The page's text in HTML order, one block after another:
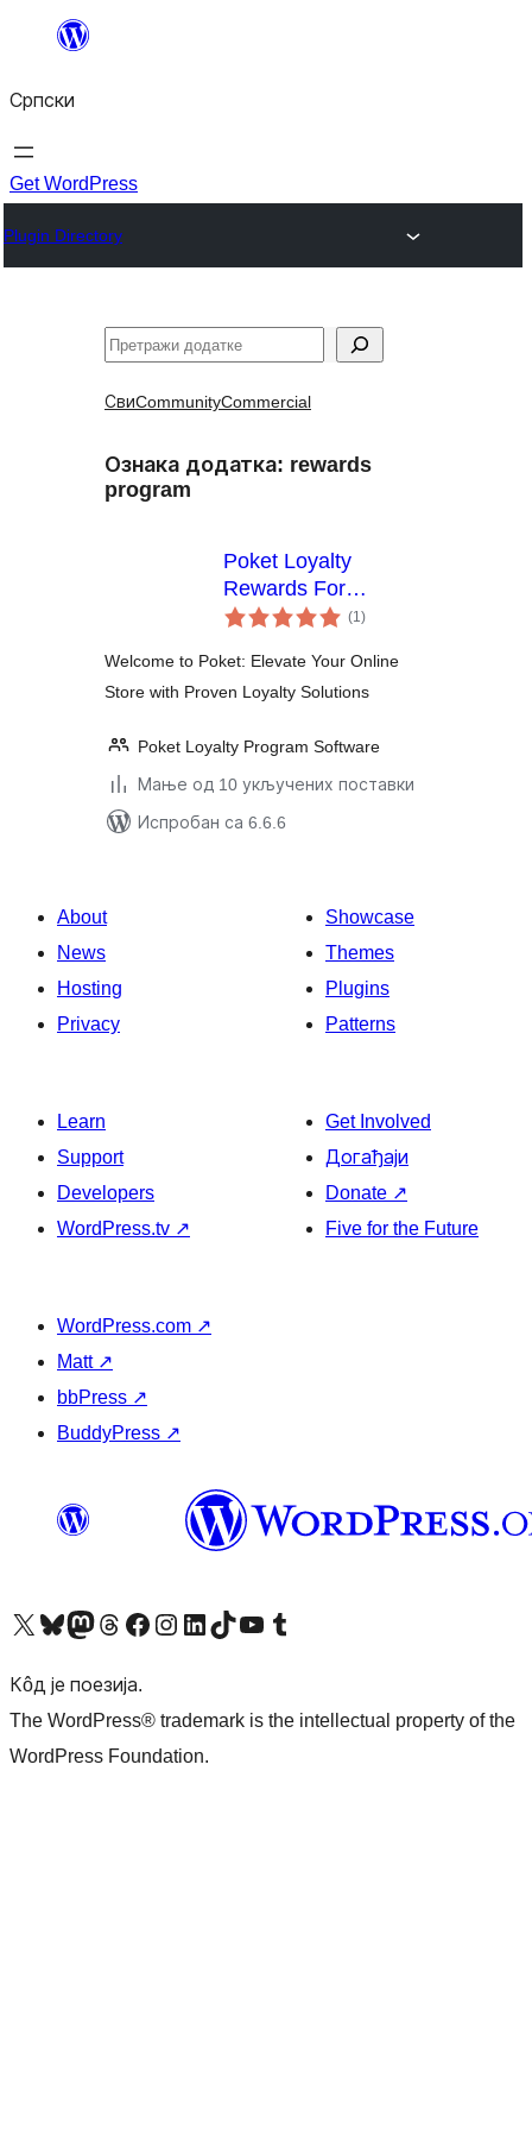
Скочи
садржај
Српски
Get WordPress
Plugin Directory
Претрага
СвиCommunityCommercial
Ознака додатка: rewards
program
Poket Loyalty
Rewards For
WooCommerce
(1укупних
оцена
)
Welcome to Poket: Elevate Your Online
Store with Proven Loyalty Solutions
Poket Loyalty Program Software
Мање од 10 укључених поставки
Испробан са 6.6.6
About
News
Hosting
Privacy
Showcase
Themes
Plugins
Patterns
Learn
Support
Developers
WordPress.tv ↗
Get Involved
Догађаји
Donate ↗
Five for the Future
WordPress.com ↗
Matt ↗
bbPress ↗
BuddyPress ↗
Visit our X (formerly Twitter) account
Посетите наш Bluesky налог
Visit our Mastodon account
Посетите наш налог на Threads-у Visit our Facebook pageПосетите наш Инстаграм налог
Visit our LinkedIn account
Посетите наш TikTok налог
Visit our YouTube channel
Посетите наш Tumblr налог
Кôд је поезија.
The WordPress® trademark is the intellectual property of the
WordPress Foundation.